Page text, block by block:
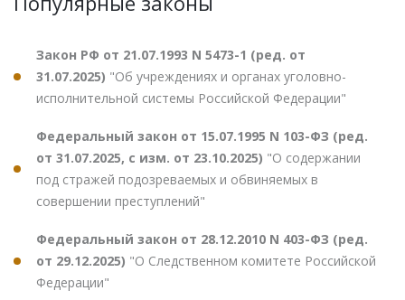
Закон РФ от 21.07.1993 N 5473-1 (ред. от
31.07.2025) "Об учреждениях и органах уголовно-
исполнительной системы Российской Федерации"
Федеральный закон от 15.07.1995 N 103-ФЗ (ред.
от 31.07.2025, с изм. от 23.10.2025) "О содержании
под стражей подозреваемых и обвиняемых в
совершении преступлений"
Федеральный закон от 28.12.2010 N 403-ФЗ (ред.
от 29.12.2025) "О Следственном комитете Российской
Федерации"